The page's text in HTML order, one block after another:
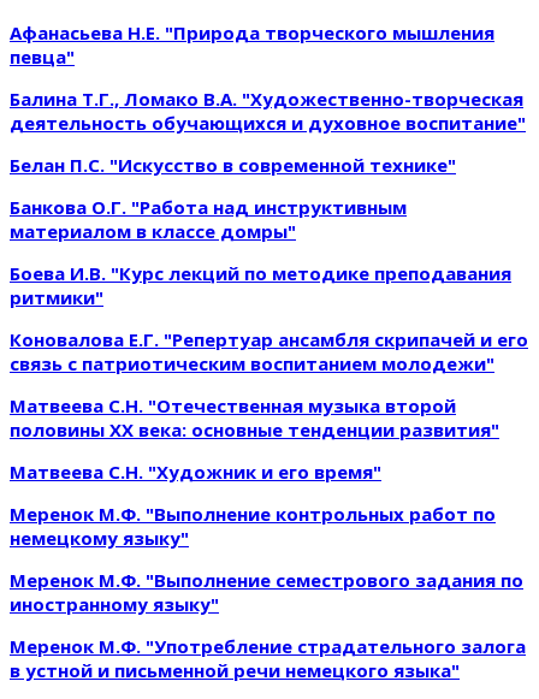
Афанасьева Н.Е. "Природа творческого мышления
певца"
Балина Т.Г., Ломако В.А. "Художественно-творческая
деятельность обучающихся и духовное воспитание"
Белан П.С. "Искусство в современной технике"
Банкова О.Г. "Работа над инструктивным
материалом в классе домры"
Боева И.В. "Курс лекций по методике преподавания
ритмики"
Коновалова Е.Г. "Репертуар ансамбля скрипачей и его
связь с патриотическим воспитанием молодежи"
Матвеева С.Н. "Отечественная музыка второй
половины ХХ века: основные тенденции развития"
Матвеева С.Н. "Художник и его время"
Меренок М.Ф. "Выполнение контрольных работ по
немецкому языку"
Меренок М.Ф. "Выполнение семестрового задания по
иностранному языку"
Меренок М.Ф. "Употребление страдательного залога
в устной и письменной речи немецкого языка"